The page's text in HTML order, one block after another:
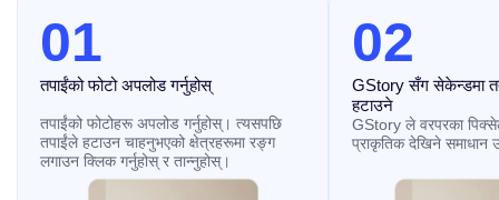
01
तपाईंको फोटो अपलोड गर्नुहोस्
तपाईंको फोटोहरू अपलोड गर्नुहोस्। त्यसपछि
तपाईंले हटाउन चाहनुभएको क्षेत्रहरूमा रङ्ग
लगाउन क्लिक गर्नुहोस् र तान्नुहोस्।
02
GStory सँग सेकेन्डमा
हटाउने
GStory ले वरपरका
प्राकृतिक देखिने समाधान